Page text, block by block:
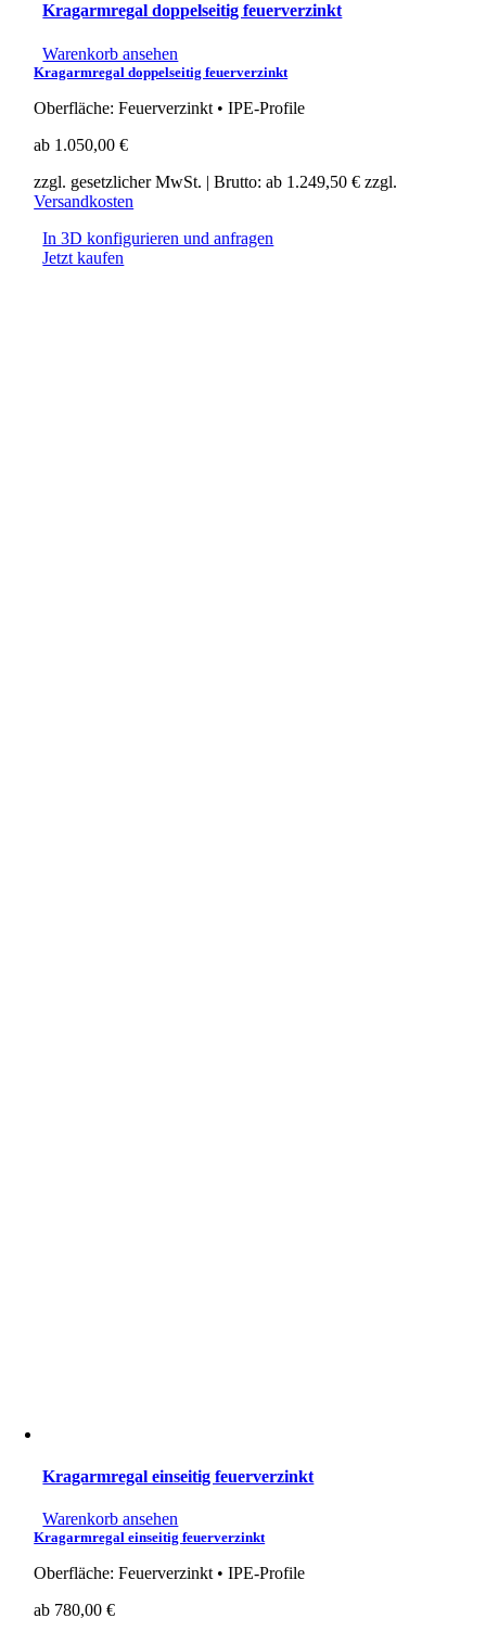
Kragarmregal doppelseitig feuerverzinkt
Warenkorb ansehen
Kragarmregal doppelseitig feuerverzinkt
Oberfläche: Feuerverzinkt • IPE-Profile
ab 1.050,00€
zzgl. gesetzlicher MwSt. | Brutto: ab 1.249,50€ zzgl.
Versandkosten
In 3D konfigurieren und anfragen
Jetzt kaufen
Kragarmregal einseitig feuerverzinkt
Warenkorb ansehen
Kragarmregal einseitig feuerverzinkt
Oberfläche: Feuerverzinkt • IPE-Profile
ab 780,00€